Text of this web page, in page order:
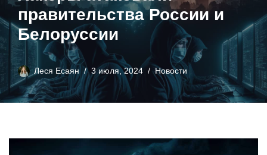
правительства России и
Белоруссии
Леся Есаян 3 июля, 2024 Новости